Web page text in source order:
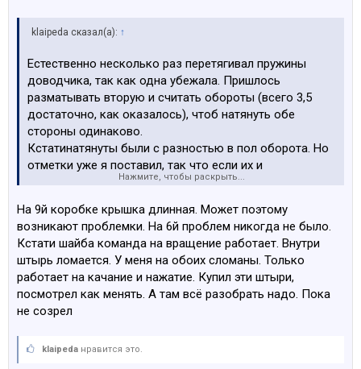
klaipeda сказал(а): ↑
Естественно несколько раз перетягивал пружины
доводчика, так как одна убежала. Пришлось
разматывать вторую и считать обороты (всего 3,5
достаточно, как оказалось), чтоб натянуть обе
стороны одинаково.
Кстатинатянуты были с разностью в пол оборота. Но
отметки уже я поставил, так что если их и
подтягивали, то не по регламенту.
Посмотреть вложение 185458
Нажмите, чтобы раскрыть...
На 9й коробке крышка длинная. Может поэтому
возникают проблемки. На 6й проблем никогда не было.
Кстати шайба команда на вращение работает. Внутри
штырь ломается. У меня на обоих сломаны. Только
работает на качание и нажатие. Купил эти штыри,
посмотрел как менять. А там всё разобрать надо. Пока
не созрел
klaipeda нравится это.